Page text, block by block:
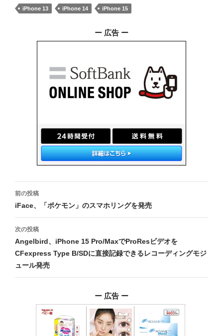
iPhone 13 iPhone 14 iPhone 15
ー 広告 ー
投
稿
ナ
ビ
ゲ
ー
前の投稿
iFace、「ポケモン」のスマホリングを発売
次の投稿
Angelbird、iPhone 15 Pro/MaxでProResビデオを
CFexpress Type B/SDに直接記録できるレコーディングモジ
ュール発売
ー 広告 ー